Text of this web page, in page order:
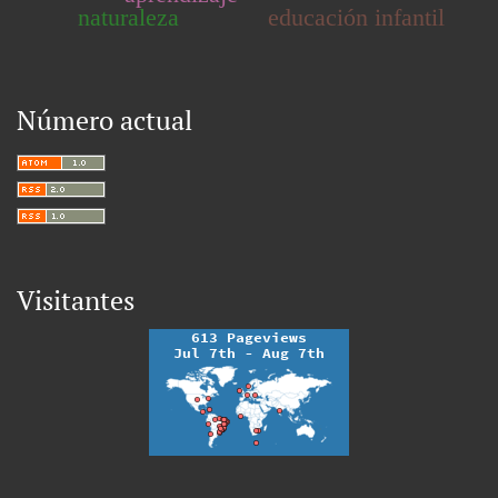
naturaleza educación infantil
Número actual
Visitantes